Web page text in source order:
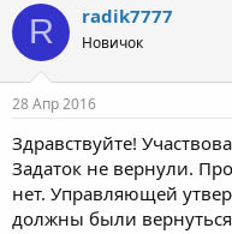
R radik7777
Новичок
28 Апр 2016
Здравствуйте!
Задаток не вернули.
нет. Управляющей
должны были